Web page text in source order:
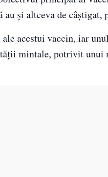
au și altceva de
acestui vaccin, iar
mintale, potrivit unui